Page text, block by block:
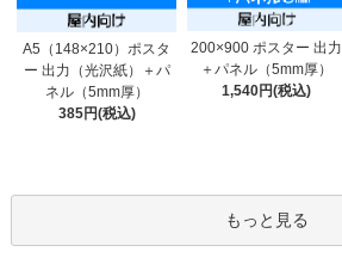
A5（148×210）ポスタ
ー 出力（光沢紙）＋パ
ネル（5mm厚）
385円(税込)
200×900 ポスター 出力
＋パネル（5mm厚）
1,540円(税込)
もっと見る